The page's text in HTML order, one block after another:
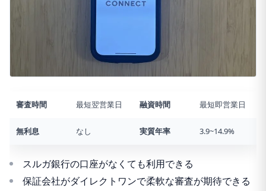
審査時間 最短翌営業日 融資時間 最短即営業日
無利息 なし 実質年率 3.9~14.9%
スルガ銀行の口座がなくても利用できる
保証会社がダイレクトワンで柔軟な審査が期待できる